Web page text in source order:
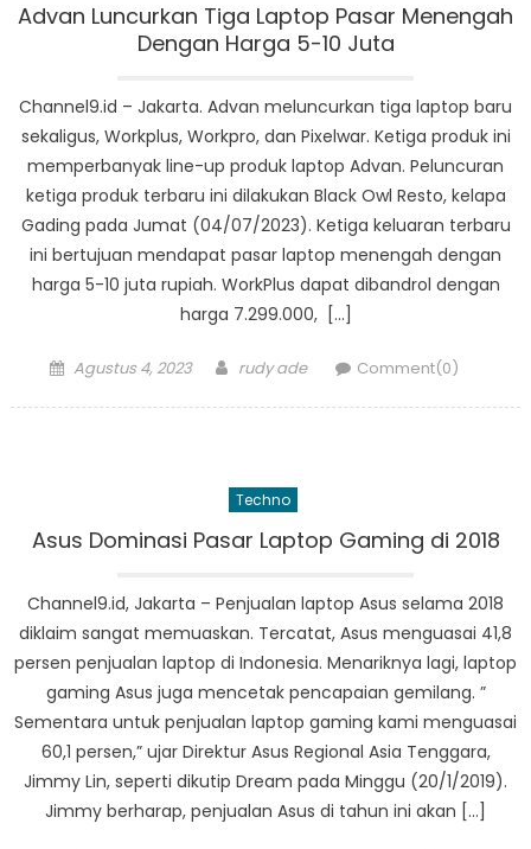
Advan Luncurkan Tiga Laptop Pasar Menengah
Dengan Harga 5-10 Juta
Channel9.id – Jakarta. Advan meluncurkan tiga laptop baru
sekaligus, Workplus, Workpro, dan Pixelwar. Ketiga produk ini
memperbanyak line-up produk laptop Advan. Peluncuran
ketiga produk terbaru ini dilakukan Black Owl Resto, kelapa
Gading pada Jumat (04/07/2023). Ketiga keluaran terbaru
ini bertujuan mendapat pasar laptop menengah dengan
harga 5-10 juta rupiah. WorkPlus dapat dibandrol dengan
harga 7.299.000, […]
Posted
Agustus 4, 2023 Author
rudy ade Comment(0)
Techno
Asus Dominasi Pasar Laptop Gaming di 2018
Channel9.id, Jakarta – Penjualan laptop Asus selama 2018
diklaim sangat memuaskan. Tercatat, Asus menguasai 41,8
persen penjualan laptop di Indonesia. Menariknya lagi, laptop
gaming Asus juga mencetak pencapaian gemilang. ”
Sementara untuk penjualan laptop gaming kami menguasai
60,1 persen,” ujar Direktur Asus Regional Asia Tenggara,
Jimmy Lin, seperti dikutip Dream pada Minggu (20/1/2019).
Jimmy berharap, penjualan Asus di tahun ini akan […]